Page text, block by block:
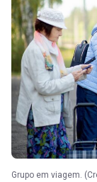
Grupo em viagem.